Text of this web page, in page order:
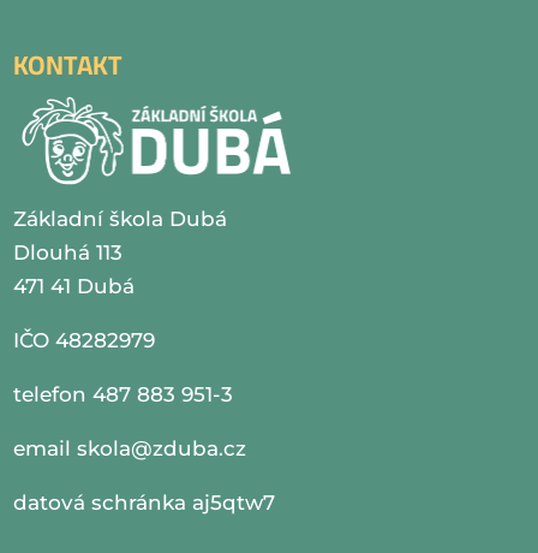
KONTAKT
Základní škola Dubá
Dlouhá 113
471 41 Dubá
IČO 48282979
telefon 487 883 951-3
emailskola@zduba.cz
datová schránka aj5qtw7